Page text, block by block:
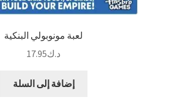
لعبة مونوبولي البنكية
د.ك17.95
إضافة إلى السلة